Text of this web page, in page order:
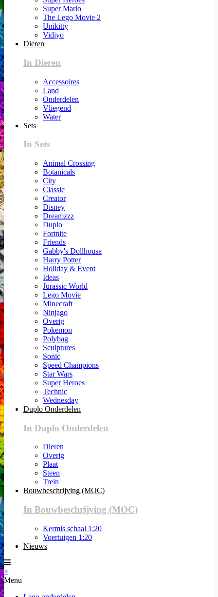
Super Mario
The Lego Movie 2
Unikitty
Vidiyo
Dieren
In Dieren
Accessoires
Land
Onderdelen
Vliegend
Water
Sets
In Sets
Animal Crossing
Botanicals
City
Classic
Creator
Disney
Dreamzzz
Duplo
Fortnite
Friends
Gabby's Dollhouse
Harry Potter
Holiday & Event
Ideas
Jurassic World
Lego Movie
Minecraft
Ninjago
Overig
Pokemon
Polybag
Sculptures
Sonic
Speed Champions
Star Wars
Super Heroes
Technic
Wednesday
Duplo Onderdelen
In Duplo Onderdelen
Dieren
Overig
Plaat
Steen
Trein
Bouwbeschrijving (MOC)
In Bouwbeschrijving (MOC)
Kermis schaal 1:20
Voertuigen 1:20
Nieuws
×
Menu